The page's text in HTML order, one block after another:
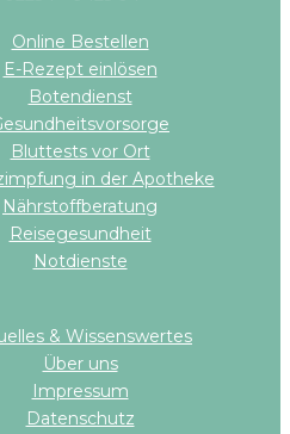
Online Bestellen
E-Rezept einlösen
Botendienst
Bluttests vor Ort
in der Apotheke
Nährstoffberatung
Reisegesundheit
Notdienste
& Wissenswertes
Über uns
Impressum
Datenschutz